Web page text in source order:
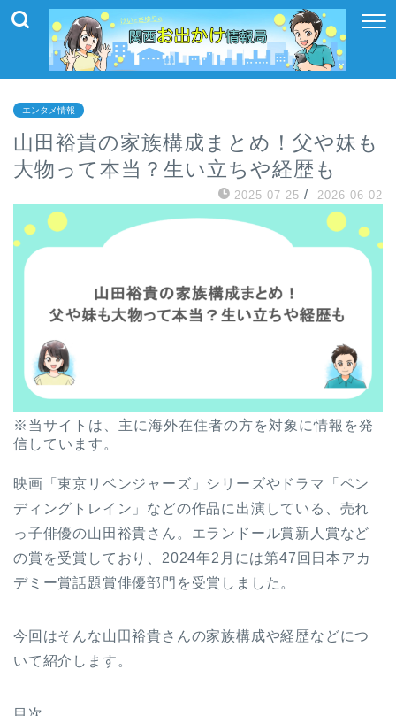
エンタメ情報
山田裕貴の家族構成まとめ！父や妹も
大物って本当？生い立ちや経歴も
2025-07-25 / 2026-06-02
※当サイトは、主に海外在住者の方を対象に情報を発
信しています。
映画「東京リベンジャーズ」シリーズやドラマ「ペン
ディングトレイン」などの作品に出演している、売れ
っ子俳優の山田裕貴さん。エランドール賞新人賞など
の賞を受賞しており、2024年2月には第47回日本アカ
デミー賞話題賞俳優部門を受賞しました。
今回はそんな山田裕貴さんの家族構成や経歴などにつ
いて紹介します。